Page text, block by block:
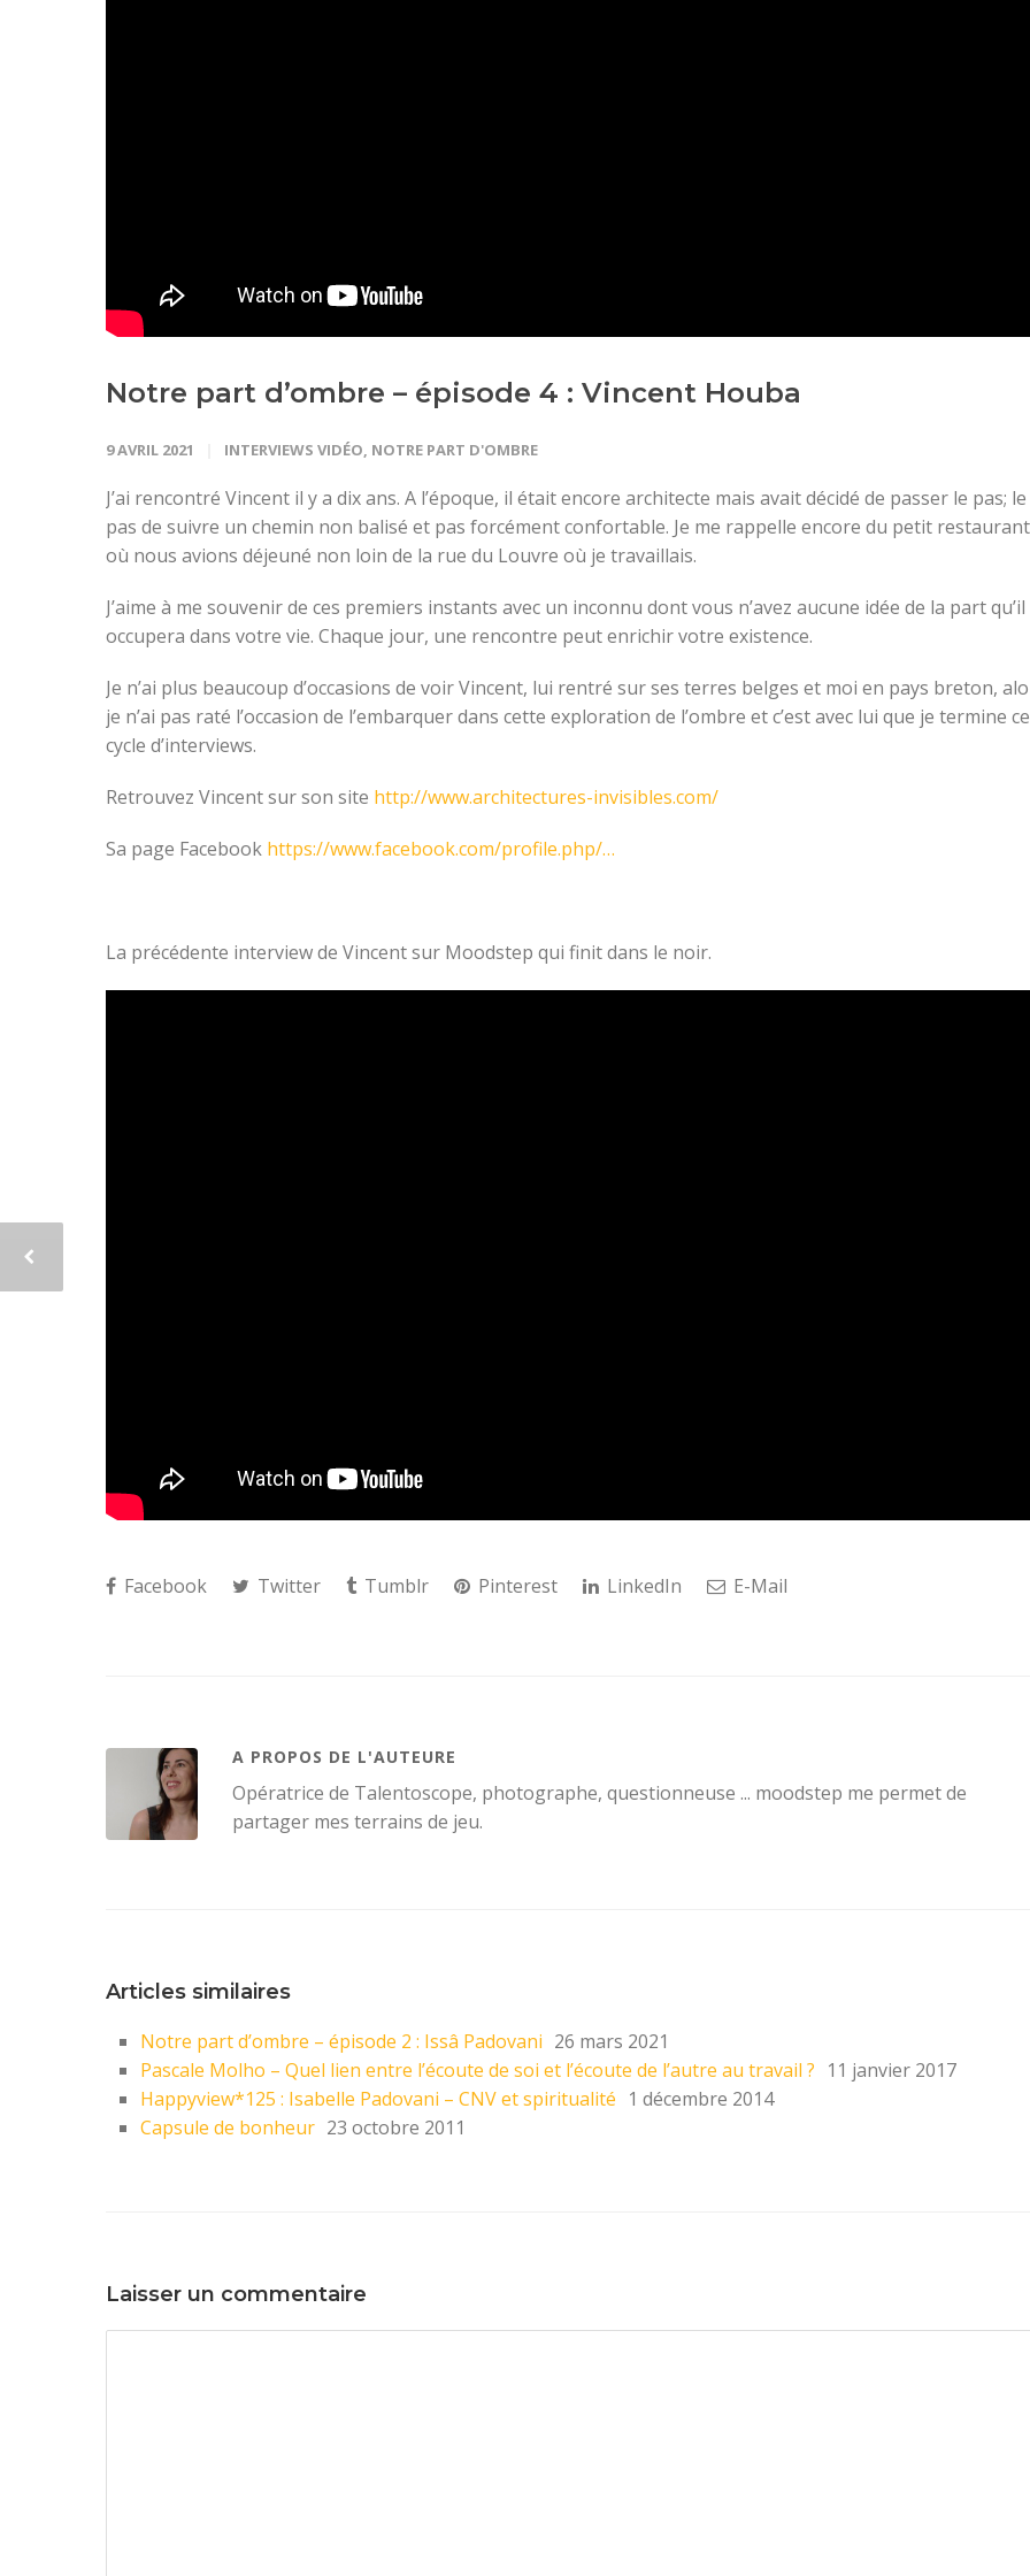
Notre part d’ombre – épisode 4 : Vincent Houba
9 AVRIL 2021 INTERVIEWS VIDÉO, NOTRE PART D'OMBRE
J’ai rencontré Vincent il y a dix ans. A l’époque, il était encore architecte mais avait décidé de passer le pas; le
pas de suivre un chemin non balisé et pas forcément confortable. Je me rappelle encore du petit restaurant
où nous avions déjeuné non loin de la rue du Louvre où je travaillais.
J’aime à me souvenir de ces premiers instants avec un inconnu dont vous n’avez aucune idée de la part qu’il
occupera dans votre vie. Chaque jour, une rencontre peut enrichir votre existence.
Je n’ai plus beaucoup d’occasions de voir Vincent, lui rentré sur ses terres belges et moi en pays breton,
je n’ai pas raté l’occasion de l’embarquer dans cette exploration de l’ombre et c’est avec lui que je termine ce
cycle d’interviews.
Retrouvez Vincent sur son site http://www.architectures-invisibles.com/
Sa page Facebook https://www.facebook.com/profile.php/…
La précédente interview de Vincent sur Moodstep qui finit dans le noir.
Facebook Twitter Tumblr Pinterest LinkedIn E-Mail
A PROPOS DE L'AUTEURE
Opératrice de Talentoscope, photographe, questionneuse ... moodstep me permet de
partager mes terrains de jeu.
Articles similaires
Notre part d’ombre – épisode 2 : Issâ Padovani 26 mars 2021
Pascale Molho – Quel lien entre l’écoute de soi et l’écoute de l’autre au travail ? 11 janvier 2017
Happyview*125 : Isabelle Padovani – CNV et spiritualité 1 décembre 2014
Capsule de bonheur 23 octobre 2011
Laisser un commentaire